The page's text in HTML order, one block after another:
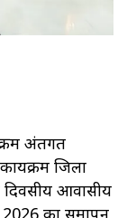
अंतर्गत
जिला
आवासीय